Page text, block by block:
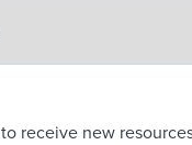
to receive new